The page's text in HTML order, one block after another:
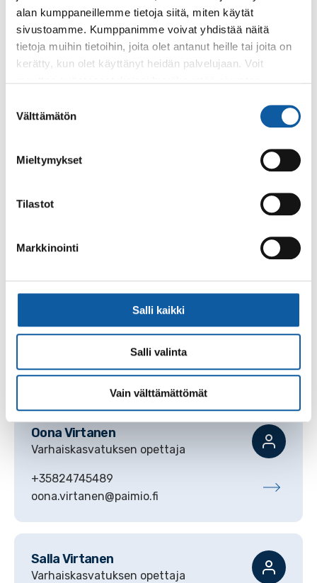
alan kumppaneillemme tietoja siitä, miten käytät
sivustoamme. Kumppanimme voivat yhdistää näitä
tietoja muihin tietoihin, joita olet antanut heille tai joita on
kerätty, kun olet käyttänyt heidän palvelujaan. Voit
valinta
Välttämätön
Mieltymykset
Tilastot
Markkinointi
Salli kaikki
Salli valinta
Vain välttämättömät
NinaSetälä
Varhaiskasvatuksen lastenhoitaja
nina.setala@paimio.fi
niina.sorola@paimio.fi
Virtanen
karoliina.virtanen@paimio.fi
OonaVirtanen
Varhaiskasvatuksen opettaja
+35824745489
oona.virtanen@paimio.fi
SallaVirtanen
Varhaiskasvatuksen opettaja